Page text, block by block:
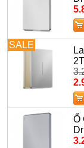
SALE
Ổ